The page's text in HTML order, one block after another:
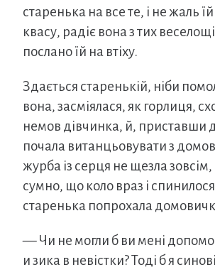
старенька на все те, і не жаль їй
квасу, радіє вона з тих
послано їй на втіху.
Здається старенькій, ніби
вона, засміялася, як горлиця,
немов дівчинка, й, приставши
почала витанцьовувати з
журба із серця не щезла зовсім,
сумно, що коло враз і
старенька попрохала
— Чи не могли б ви мені
и зика в невістки? Тоді б я